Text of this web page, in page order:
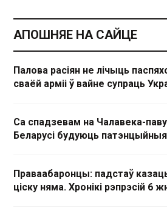
АПОШНЯЕ НА САЙЦЕ
Палова расіян не лічыць
сваёй арміі ў вайне супраць
Са спадзевам на Чалавека-
Беларусі будуюць
Праваабаронцы: падстаў
ціску няма. Хронікі рэпрэсій 6